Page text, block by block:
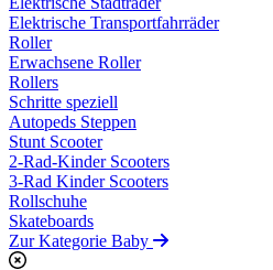
Elektrische Transportfahrräder
Roller
Erwachsene Roller
Rollers
Schritte speziell
Autopeds Steppen
Stunt Scooter
2-Rad-Kinder Scooters
3-Rad Kinder Scooters
Rollschuhe
Skateboards
Zur Kategorie Baby